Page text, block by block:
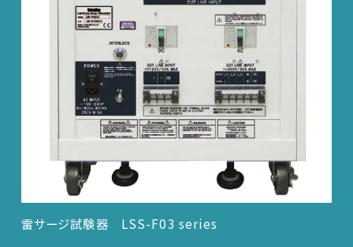
雷サージ試験器 LSS-F03 series